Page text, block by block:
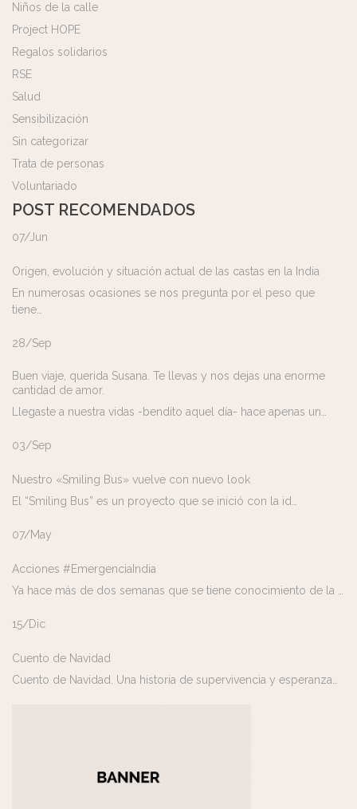
Niños de la calle
Project HOPE
Regalos solidarios
RSE
Salud
Sensibilización
Sin categorizar
Trata de personas
Voluntariado
POST RECOMENDADOS
07/Jun
Origen, evolución y situación actual de las castas en la India
En numerosas ocasiones se nos pregunta por el peso que
tiene…
28/Sep
Buen viaje, querida Susana. Te llevas y nos dejas una enorme
cantidad de amor.
Llegaste a nuestra vidas -bendito aquel día- hace apenas un…
03/Sep
Nuestro «Smiling Bus» vuelve con nuevo look
El “Smiling Bus” es un proyecto que se inició con la id…
07/May
Acciones #EmergenciaIndia
Ya hace más de dos semanas que se tiene conocimiento de la …
15/Dic
Cuento de Navidad
Cuento de Navidad. Una historia de supervivencia y esperanza…